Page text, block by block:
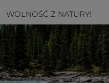
WOLNOŚĆ Z NATURY!